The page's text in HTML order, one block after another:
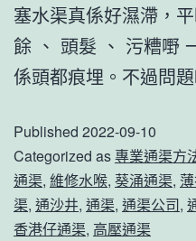
法！
塞水渠真係好濕滯，
餘 、 頭髮 、 污糟嘢
係頭都痕埋。不過問
Published 2022-09-10
Categorized as專業通渠方
通渠, 維修水喉, 葵涌通渠,
渠, 通沙井, 通渠, 通渠公司,
香港仔通渠, 高壓通渠